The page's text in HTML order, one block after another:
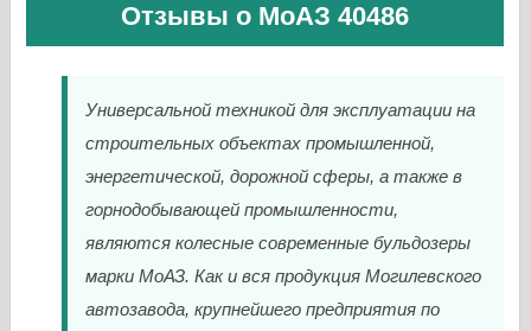
Отзывы о МоАЗ 40486
Универсальной техникой для эксплуатации на
строительных объектах промышленной,
энергетической, дорожной сферы, а также в
горнодобывающей промышленности,
являются колесные современные бульдозеры
марки МоАЗ. Как и вся продукция Могилевского
автозавода, крупнейшего предприятия по